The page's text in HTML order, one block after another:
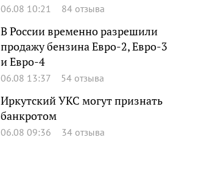
06.08 10:21 84 отзыва
В России временно разрешили
продажу бензина Евро-2, Евро-3
и Евро-4
06.08 13:37 54 отзыва
Иркутский УКС могут признать
банкротом
06.08 09:36 34 отзыва